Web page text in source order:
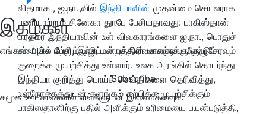
இதழ்கள்
எங்கள் அச்சு மற்றும் டிஜிட்டல் பத்திரிகைகளுக்கு குழுசேரவும்
Subscribe
சமூக ஊடகங்களில் எங்களுடன் இணைக்கவும்:
விதமாக , ஐ.நா.,வில் இந்தியாவின் முதன்மை செயலராக
பணியாற்றும் சினேகா துாபே பேசியதாவது: பாகிஸ்தான்
பிரதமர் இந்தியாவின் உள் விவகாரங்களை ஐ.நா., பொதுச்
சபையில் பேசி, இந்த மன்றத்தின் மாண்பை மீண்டும்
குறைக்க முயற்சித்து உள்ளார். உலக அரங்கில் தொடர்ந்து
இந்தியா குறித்து பொய்ச் செய்திகளை தெரிவித்து,
உள்நோக்கத்துடன் களங்கம் கற்பிக்க முயற்சிக்கும்
பாகிஸதானிற்கு பதில் அளிக்கும் உரிமையை பயன்படுத்தி,